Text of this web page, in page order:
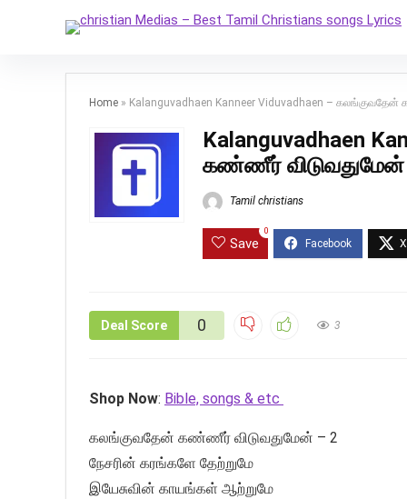
Home » Kalanguvadhaen Kanneer Viduvadhaen –
Kalanguvadhaen
கண்ணீர் விடுவதுமேன்
Tamil christians
Save
0
Deal Score 0 3
Shop Now: Bible, songs & etc
கலங்குவதேன் கண்ணீர் விடுவதுமேன் – 2
நேசரின் கரங்களே தேற்றுமே
இயேசுவின் காயங்கள் ஆற்றுமே